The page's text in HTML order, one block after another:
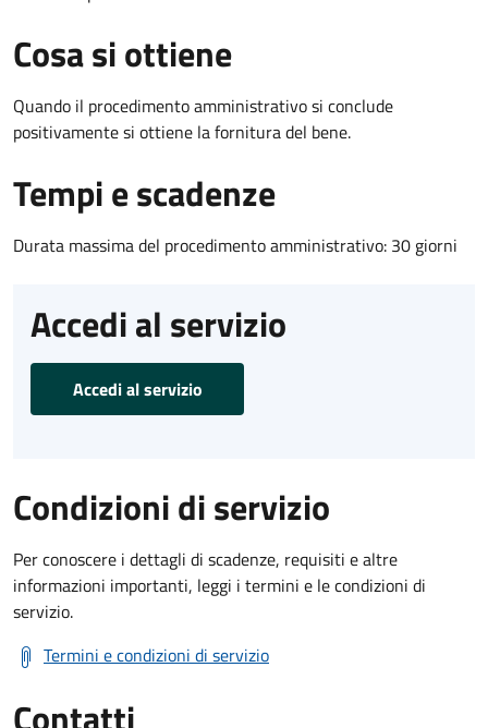
Cosa si ottiene
Quando il procedimento amministrativo si conclude
positivamente si ottiene la fornitura del bene.
Tempi e scadenze
Durata massima del procedimento amministrativo: 30 giorni
Accedi al servizio
Accedi al servizio
Condizioni di servizio
Per conoscere i dettagli di scadenze, requisiti e altre
informazioni importanti, leggi i termini e le condizioni di
servizio.
Termini e condizioni di servizio